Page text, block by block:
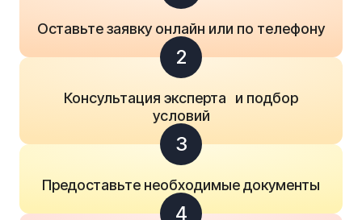
Оставьте заявку онлайн или по телефону
2
Консультация эксперта и подбор
условий
3
Предоставьте необходимые документы
4